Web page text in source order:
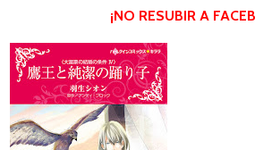
¡NO RESUBIR A